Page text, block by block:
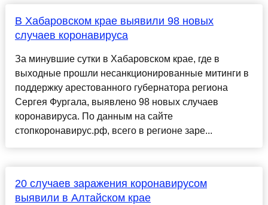
В Хабаровском крае выявили 98 новых
случаев коронавируса
За минувшие сутки в Хабаровском крае, где в
выходные прошли несанкционированные митинги в
поддержку арестованного губернатора региона
Сергея Фургала, выявлено 98 новых случаев
коронавируса. По данным на сайте
стопкоронавирус.рф, всего в регионе заре...
20 случаев заражения коронавирусом
выявили в Алтайском крае